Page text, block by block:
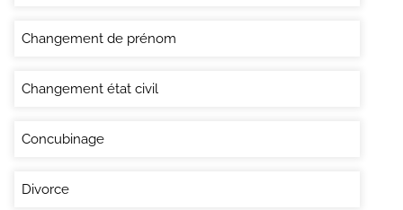
Changement de prénom
Changement état civil
Concubinage
Divorce